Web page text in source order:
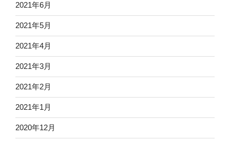
2021年6月
2021年5月
2021年4月
2021年3月
2021年2月
2021年1月
2020年12月